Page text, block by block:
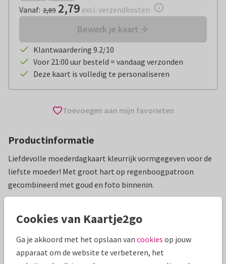
Vanaf: 2,89 2,79 excl. verzendkosten
Bewerk je kaart
Klantwaardering 9.2/10
Voor 21:00 uur besteld = vandaag verzonden
Deze kaart is volledig te personaliseren
Toevoegen aan mijn favorieten
Productinformatie
Liefdevolle moederdagkaart kleurrijk vormgegeven voor de
liefste moeder! Met groot hart op regenboogpatroon
gecombineerd met goud en foto binnenin.
Moederdag kaarten Renee geeft vorm
Cookies van Kaartje2go
Ga je akkoord met het opslaan van cookies op jouw
apparaat om de website te verbeteren, het